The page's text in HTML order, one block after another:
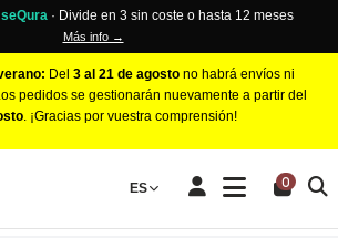
seQura · Divide en 3 sin coste o hasta 12 meses
Más info →
Del 3 al 21 de agostono habrá envíos ni
pedidos se gestionarán nuevamente a partir del
. ¡Gracias por vuestra comprensión!
ES 0